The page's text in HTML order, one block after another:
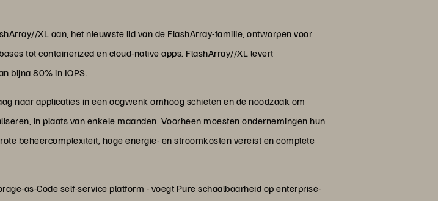
XL aan, het nieuwste lid van de FlashArray-familie, ontworpen voor
tot containerized en cloud-native apps. FlashArray//XL levert
bijna 80% in IOPS.
naar applicaties in een oogwenk omhoog schieten en de noodzaak om
in plaats van enkele maanden. Voorheen moesten ondernemingen hun
beheercomplexiteit, hoge energie- en stroomkosten vereist en complete
as-Code self-service platform - voegt Pure schaalbaarheid op enterprise-